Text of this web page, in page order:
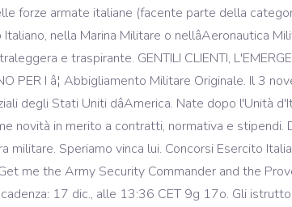
forze armate italiane (facente parte della
nella Marina Militare o nellâAeronautica
e traspirante. GENTILI CLIENTI,
PER I â¦ Abbigliamento Militare Originale. Il 3
degli Stati Uniti dâAmerica. Nate dopo l'Unità
novità in merito a contratti, normativa e stipendi.
Speriamo vinca lui. Concorsi Esercito
me the Army Security Commander and the
17 dic., alle 13:36 CET 9g 17o. Gli